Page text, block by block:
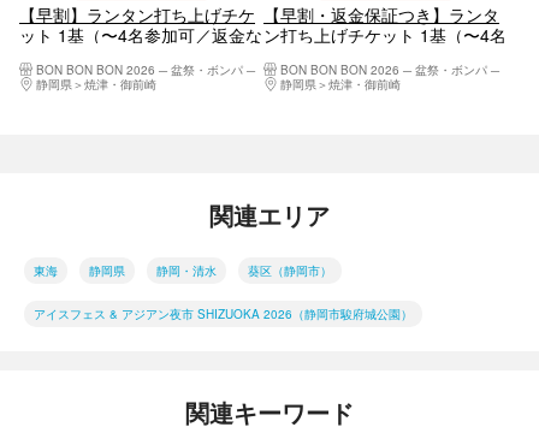
【早割】ランタン打ち上げチケ
ット 1基（〜4名参加可／返金な
BON BON BON 2026 ─ 盆祭・ボンパ ─
静岡県
焼津・御前崎
【早割・返金保証つき】ランタ
ン打ち上げチケット 1基（〜4名
BON BON BON 2026 ─ 盆祭・ボンパ ─
静岡県
焼津・御前崎
関連エリア
東海 静岡県 静岡・清水 葵区（静岡市）
アイスフェス & アジアン夜市 SHIZUOKA 2026（静岡市駿府城公園）
関連キーワード